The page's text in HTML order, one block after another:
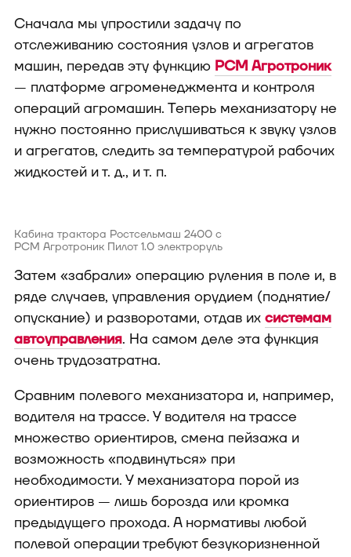
Сначала мы упростили задачу по
отслеживанию состояния узлов и агрегатов
машин, передав эту функцию РСМ Агротроник
— платформе агроменеджмента и контроля
операций агромашин. Теперь механизатору не
нужно постоянно прислушиваться к звуку узлов
и агрегатов, следить за температурой рабочих
жидкостей и т. д., и т. п.
Кабина трактора Ростсельмаш 2400 с
РСМ Агротроник Пилот 1.0 электроруль
Затем «забрали» операцию руления в поле и, в
ряде случаев, управления орудием (поднятие/
опускание) и разворотами, отдав их системам
автоуправления. На самом деле эта функция
очень трудозатратна.
Сравним полевого механизатора и, например,
водителя на трассе. У водителя на трассе
множество ориентиров, смена пейзажа и
возможность «подвинуться» при
необходимости. У механизатора порой из
ориентиров — лишь борозда или кромка
предыдущего прохода. А нормативы любой
полевой операции требуют безукоризненной